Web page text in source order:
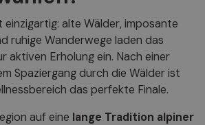
einzigartig: alte Wälder, imposante
ruhige Wanderwege laden das
aktiven Erholung ein. Nach einer
Spaziergang durch die Wälder ist
das perfekte Finale.
auf eine lange Tradition alpiner